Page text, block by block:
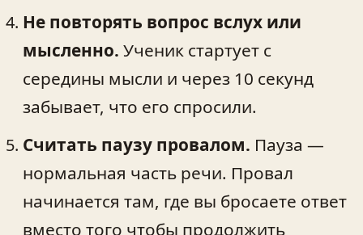
Не повторять вопрос вслух или
мысленно. Ученик стартует с
середины мысли и через 10 секунд
забывает, что его спросили.
Считать паузу провалом. Пауза —
нормальная часть речи. Провал
начинается там, где вы бросаете ответ
вместо того чтобы продолжить